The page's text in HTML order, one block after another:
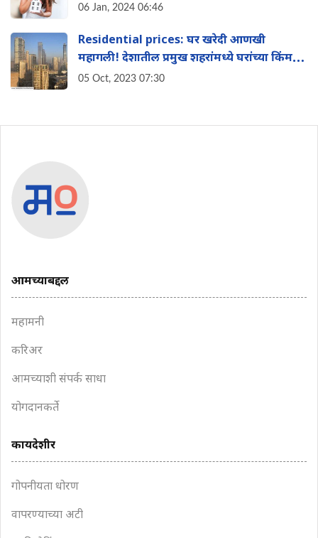
06 Jan, 2024 06:46
Residential prices: घर खरेदी आणखी
महागली! देशातील प्रमुख शहरांमध्ये घरांच्या किंमती
वाढल्या
05 Oct, 2023 07:30
आमच्याबद्दल
महामनी
करिअर
आमच्याशी संपर्क साधा
योगदानकर्ते
कायदेशीर
गोपनीयता धोरण
वापरण्याच्या अटी